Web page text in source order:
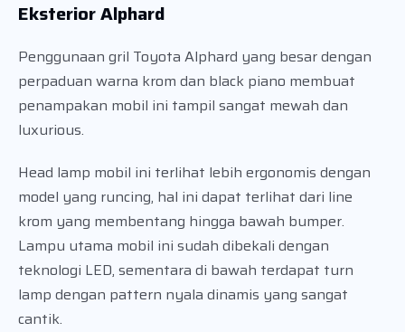
Eksterior Alphard
Penggunaan gril Toyota Alphard yang besar dengan
perpaduan warna krom dan black piano membuat
penampakan mobil ini tampil sangat mewah dan
luxurious.
Head lamp mobil ini terlihat lebih ergonomis dengan
model yang runcing, hal ini dapat terlihat dari line
krom yang membentang hingga bawah bumper.
Lampu utama mobil ini sudah dibekali dengan
teknologi LED, sementara di bawah terdapat turn
lamp dengan pattern nyala dinamis yang sangat
cantik.